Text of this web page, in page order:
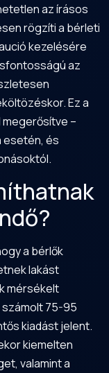
az írásos
rögzíti a bérleti
kezelésére
az
Ez a
megerősítve –
esetén, és
a bérlők
lakást
mérsékelt
75-95
kiadást jelent.
kiemelten
valamint a